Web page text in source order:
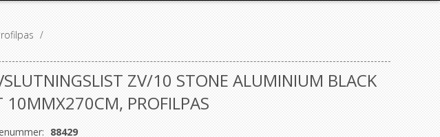
/
ZV/10 STONE ALUMINIUM BLACK
10MMX270CM, PROFILPAS
88429